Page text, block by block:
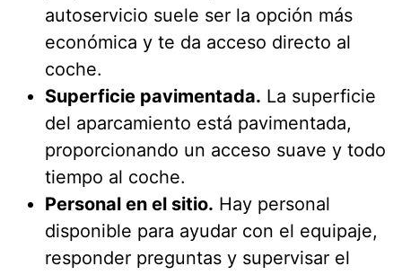
autoservicio suele ser la opción más
económica y te da acceso directo al
coche.
Superficie pavimentada. La superficie
del aparcamiento está pavimentada,
proporcionando un acceso suave y todo
tiempo al coche.
Personal en el sitio. Hay personal
disponible para ayudar con el equipaje,
responder preguntas y supervisar el